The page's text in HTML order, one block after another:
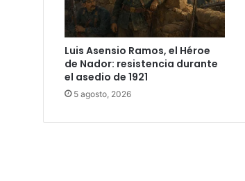
Luis Asensio Ramos, el Héroe
de Nador: resistencia durante
el asedio de 1921
5 agosto, 2026